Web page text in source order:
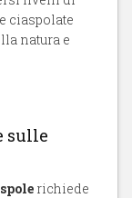
ciaspolate
natura e
sulle
richiede